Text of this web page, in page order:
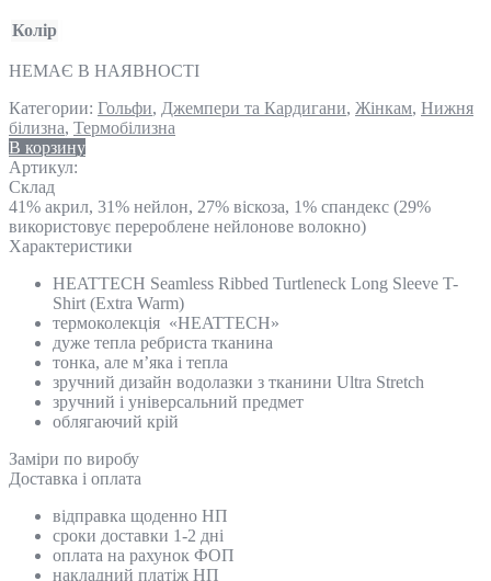
Колір
НЕМАЄ В НАЯВНОСТІ
Категории: Гольфи, Джемпери та Кардигани, Жінкам, Нижня
білизна, Термобілизна
В корзину
Артикул:
Склад
41% акрил, 31% нейлон, 27% віскоза, 1% спандекс (29%
використовує перероблене нейлонове волокно)
Характеристики
HEATTECH Seamless Ribbed Turtleneck Long Sleeve T-
Shirt (Extra Warm)
термоколекція «HEATTECH»
дуже тепла ребриста тканина
тонка, але м’яка і тепла
зручний дизайн водолазки з тканини Ultra Stretch
зручний і універсальний предмет
облягаючий крій
Замiри по виробу
Доставка і оплата
відправка щоденно НП
сроки доставки 1-2 дні
оплата на рахунок ФОП
накладний платіж НП